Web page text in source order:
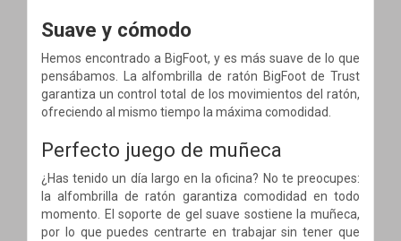
Suave y cómodo
Hemos encontrado a BigFoot, y es más suave de lo que
pensábamos. La alfombrilla de ratón BigFoot de Trust
garantiza un control total de los movimientos del ratón,
ofreciendo al mismo tiempo la máxima comodidad.
Perfecto juego de muñeca
¿Has tenido un día largo en la oficina? No te preocupes:
la alfombrilla de ratón garantiza comodidad en todo
momento. El soporte de gel suave sostiene la muñeca,
por lo que puedes centrarte en trabajar sin tener que